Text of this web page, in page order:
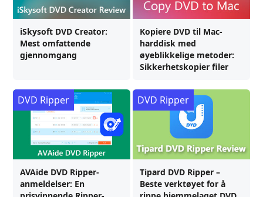
iSkysoft DVD Creator:
Mest omfattende
gjennomgang
Kopiere DVD til Mac-
harddisk med
øyeblikkelige metoder:
Sikkerhetskopier filer
AVAide DVD Ripper-
anmeldelser: En
DVD Ripper
Tipard DVD Ripper –
Beste verktøyet for å
DVD Ripper